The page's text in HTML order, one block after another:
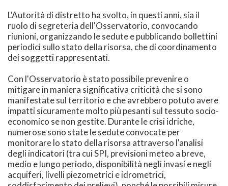
L'Autorità di distretto ha svolto, in questi anni, sia il
ruolo di segreteria dell'Osservatorio, convocando
riunioni, organizzando le sedute e pubblicando bollettini
periodici sullo stato della risorsa, che di coordinamento
dei soggetti rappresentati.
Con l'Osservatorio è stato possibile prevenire o
mitigare in maniera significativa criticità che si sono
manifestate sul territorio e che avrebbero potuto avere
impatti sicuramente molto più pesanti sul tessuto socio-
economico se non gestite. Durante le crisi idriche,
numerose sono state le sedute convocate per
monitorare lo stato della risorsa attraverso l'analisi
degli indicatori (tra cui SPI, previsioni meteo a breve,
medio e lungo periodo, disponibilità negli invasi e negli
acquiferi, livelli piezometrici e idrometrici,